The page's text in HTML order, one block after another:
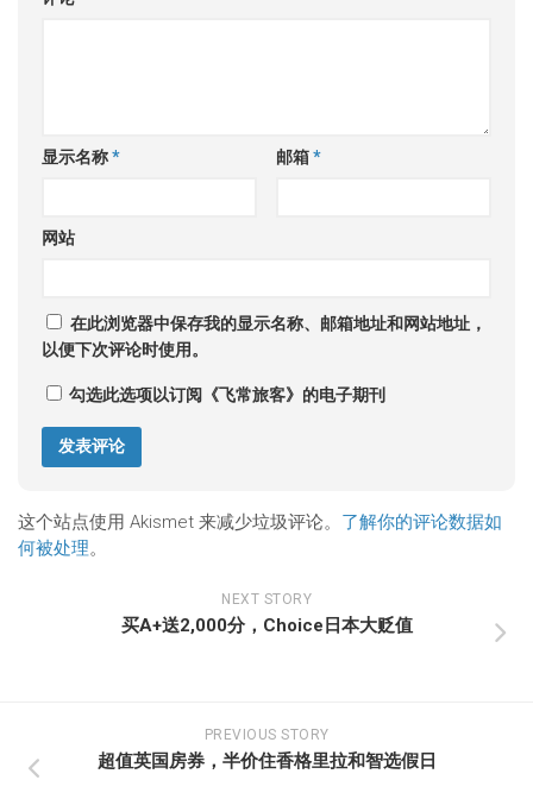
显示名称* 邮箱*
网站
在此浏览器中保存我的显示名称、邮箱地址和网站地址，
以便下次评论时使用。
勾选此选项以订阅《飞常旅客》的电子期刊
这个站点使用 Akismet 来减少垃圾评论。 了解你的评论数据如
何被处理。
NEXT STORY
买A+送2,000分，Choice日本大贬值
PREVIOUS STORY
超值英国房券，半价住香格里拉和智选假日